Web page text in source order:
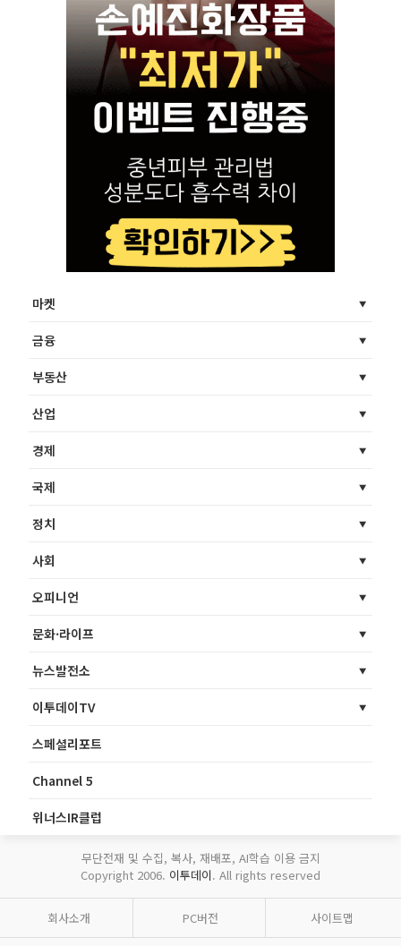
마켓
금융
부동산
산업
경제
국제
정치
사회
오피니언
문화·라이프
뉴스발전소
이투데이TV
스페셜리포트
Channel 5
위너스IR클럽
무단전재 및 수집, 복사, 재배포, AI학습 이용 금지
Copyright 2006. 이투데이. All rights reserved
회사소개 PC버전 사이트맵